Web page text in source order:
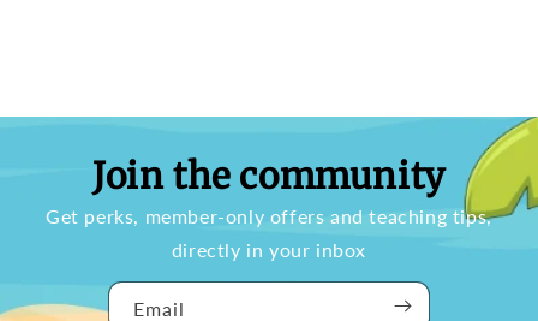
Join the community
Get perks, member-only offers and teaching tips,
directly in your inbox
Email